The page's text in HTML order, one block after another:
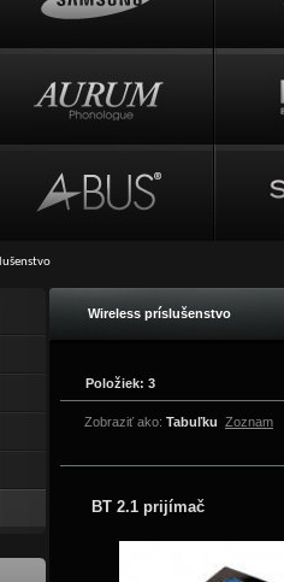
Wireless príslušenstvo
Položiek: 3
Zobraziť ako: Tabuľku Zoznam
BT 2.1 prijímač